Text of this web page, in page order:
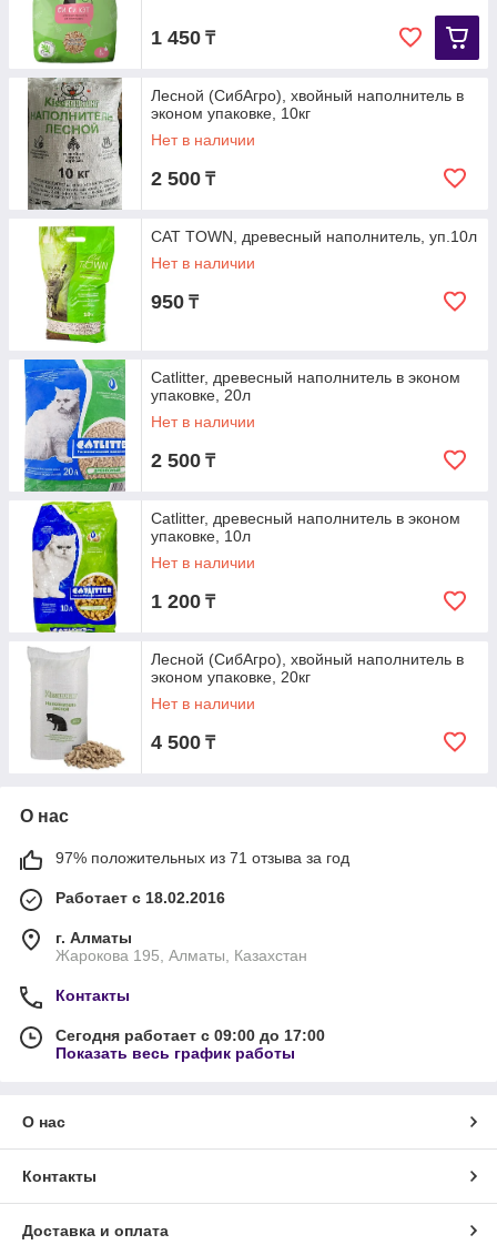
1 450 ₸
Лесной (СибАгро), хвойный наполнитель в
эконом упаковке, 10кг
Нет в наличии
2 500 ₸
CAT TOWN, древесный наполнитель, уп.10л
Нет в наличии
950 ₸
Catlitter, древесный наполнитель в эконом
упаковке, 20л
Нет в наличии
2 500 ₸
Catlitter, древесный наполнитель в эконом
упаковке, 10л
Нет в наличии
1 200 ₸
Лесной (СибАгро), хвойный наполнитель в
эконом упаковке, 20кг
Нет в наличии
4 500 ₸
О нас
97% положительных из 71 отзыва за год
Работает с 18.02.2016
г. Алматы
Жарокова 195, Алматы, Казахстан
Контакты
Сегодня работает с 09:00 до 17:00
Показать весь график работы
О нас
Контакты
Доставка и оплата